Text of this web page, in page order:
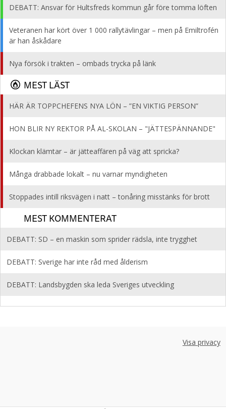
DEBATT: Ansvar för Hultsfreds kommun går före tomma löften
Veteranen har kört över 1 000 rallytävlingar – men på Emiltrofén
är han åskådare
Nya försök i trakten – ombads trycka på länk
MEST LÄST
HÄR ÄR TOPPCHEFENS NYA LÖN – ”EN VIKTIG PERSON”
HON BLIR NY REKTOR PÅ AL-SKOLAN – "JÄTTESPÄNNANDE"
Klockan klämtar – är jätteaffären på väg att spricka?
Många drabbade lokalt – nu varnar myndigheten
Stoppades intill riksvägen i natt – tonåring misstänks för brott
MEST KOMMENTERAT
DEBATT: SD – en maskin som sprider rädsla, inte trygghet
DEBATT: Sverige har inte råd med ålderism
DEBATT: Landsbygden ska leda Sveriges utveckling
Visa privacy